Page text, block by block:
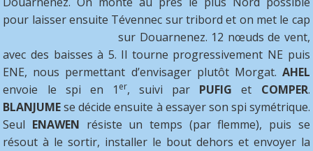
pour laisser ensuite Tévennec sur tribord et on met le cap
sur Douarnenez. 12 nœuds de vent,
avec des baisses à 5. Il tourne progressivement NE puis
ENE, nous permettant d’envisager plutôt Morgat. AHEL
envoie le spi en 1 er, suivi par PUFIG et COMPER.
BLANJUMEse décide ensuite à essayer son spi symétrique.
Seul ENAWEN résiste un temps (par flemme), puis se
résout à le sortir, installer le bout dehors et envoyer la